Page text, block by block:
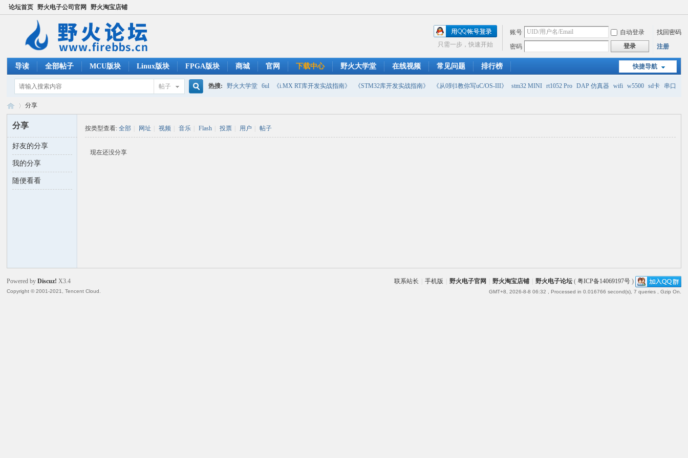
论坛首页 野火电子公司官网 野火淘宝店铺
账号 自动登录
找回密码
密码
登录 注册
只需一步，快速开始
快捷导航
导读 全部帖子 MCU版块 Linux版块 FPGA版块 商城 官网 下载中心 野火大学堂 在线视频 常见问题 排行榜
帖子 热搜: 野火大学堂 6ul 《i.MX RT库开发实战指南》 《STM32库开发实战指南》 《从0到1教你写uC/OS-III》 stm32 MINI rt1052 Pro DAP 仿真器 wifi w5500 sd卡 串口
野 ›
分享
分享
好友的分享
我的分享
随便看看
按类型查看:全部 网址 视频 音乐 Flash 投票 用户 帖子
现在还没分享
联系站长 手机版 野火电子官网 野火淘宝店铺 野火电子论坛( 粤ICP备14069197号)
GMT+8, 2026-8-8 06:32 , Processed in 0.016766 second(s), 7 queries , Gzip On.
Powered byDiscuz! X3.4
Copyright © 2001-2021, Tencent Cloud.